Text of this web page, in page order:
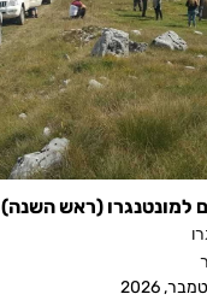
למונטנגרו (ראש השנה)